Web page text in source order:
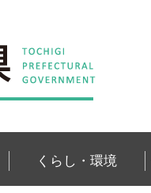
くらし・環境